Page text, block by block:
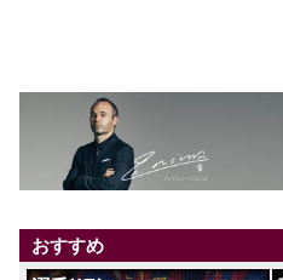
おすすめ